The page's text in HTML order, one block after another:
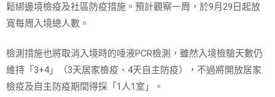
鬆綁邊境檢疫及社區防疫措施。預計觀察一周，於9月29日起放
寬每周入境總人數。
檢測措施也將取消入境時的唾液PCR檢測，雖然入境檢驗天數仍
維持「3+4」（3天居家檢疫、4天自主防疫），不過將開放居家
檢疫及自主防疫期間得採「1人1室」。